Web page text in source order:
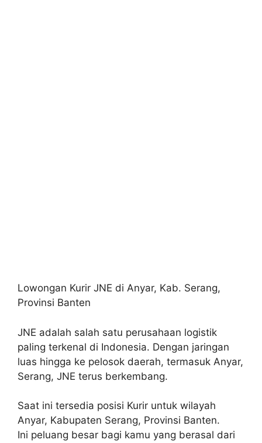
Lowongan Kurir JNE di Anyar, Kab. Serang,
Provinsi Banten
JNE adalah salah satu perusahaan logistik
paling terkenal di Indonesia. Dengan jaringan
luas hingga ke pelosok daerah, termasuk Anyar,
Serang, JNE terus berkembang.
Saat ini tersedia posisi Kurir untuk wilayah
Anyar, Kabupaten Serang, Provinsi Banten.
Ini peluang besar bagi kamu yang berasal dari